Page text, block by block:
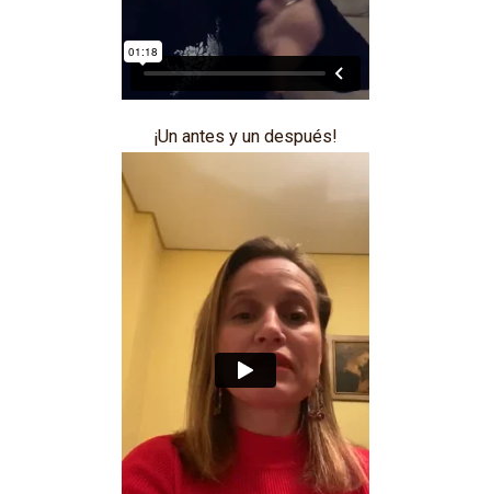
¡Un antes y un después!